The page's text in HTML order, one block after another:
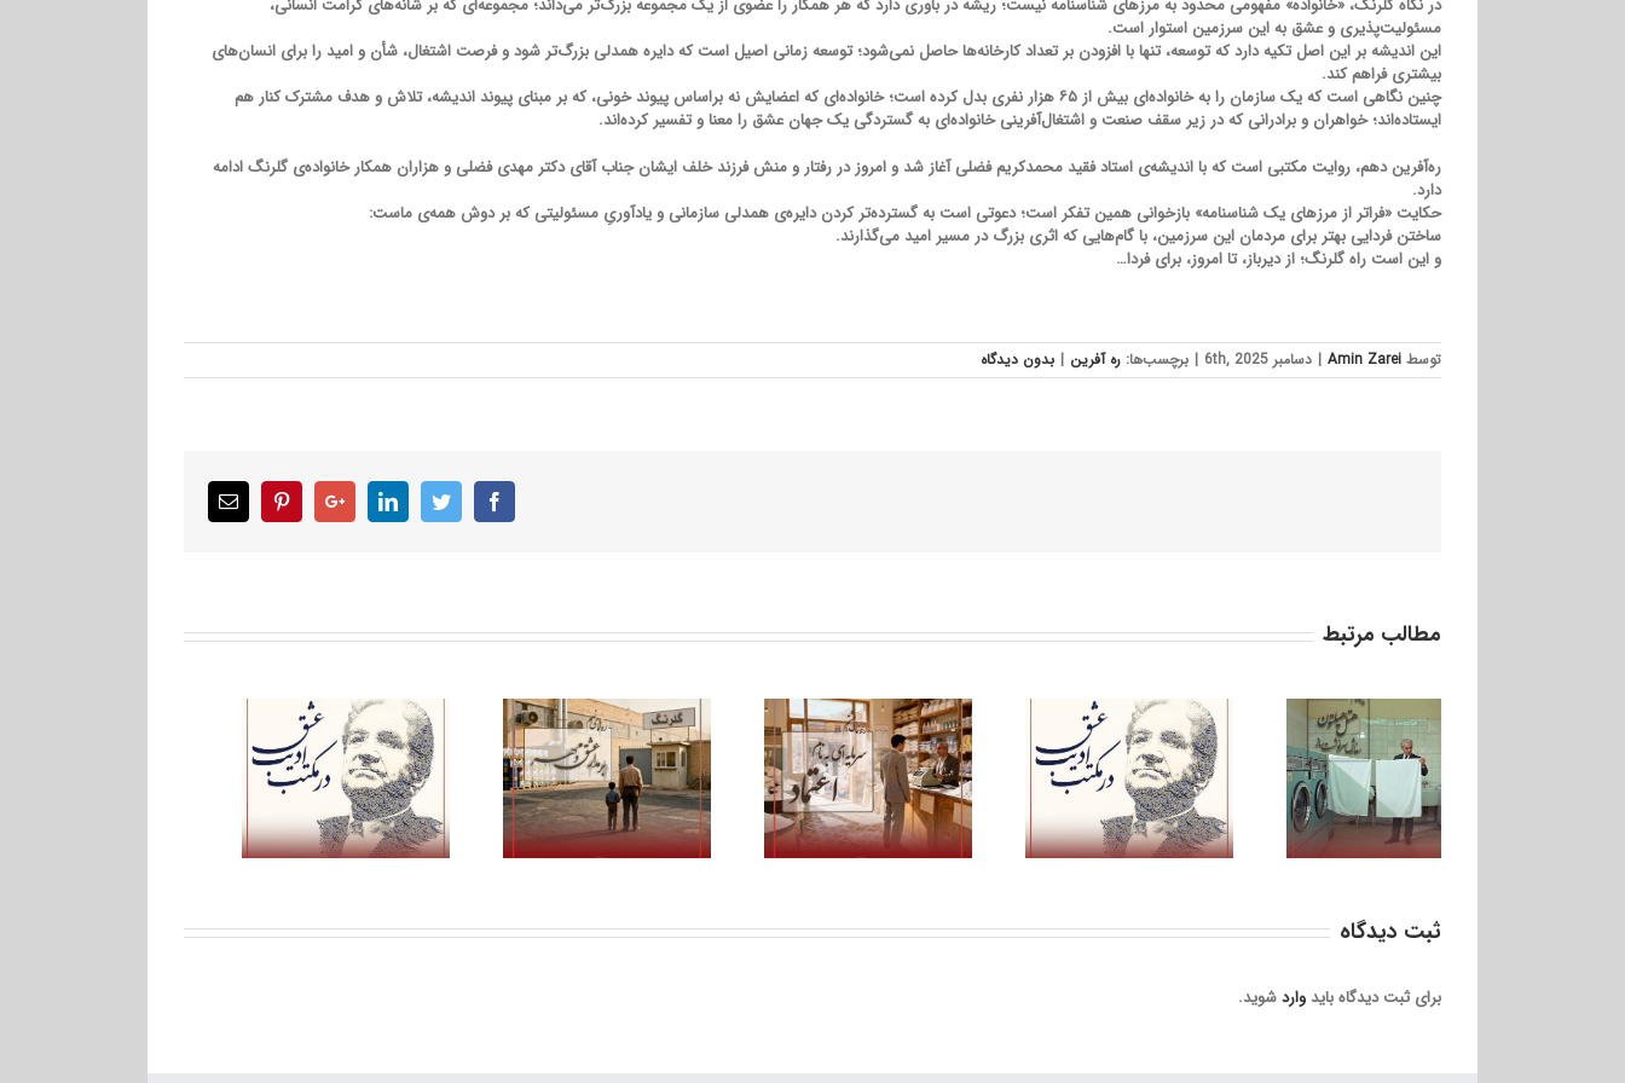
در نگاه گلرنگ، «خانواده» مفهومی محدود به مرزهای شناسنامه نیست؛ ریشه در باوری دارد که هر همکار را عضوی از یک مجموعه بزرگ‌تر می‌داند؛ مجموعه‌ای که بر شانه‌های کرامت انسانی،
مسئولیت‌پذیری و عشق به این سرزمین استوار است.
این اندیشه بر این اصل تکیه دارد که توسعه، تنها با افزودن بر تعداد کارخانه‌ها حاصل نمی‌شود؛ توسعه زمانی اصیل است که دایره همدلی بزرگ‌تر شود و فرصت اشتغال، شأن و امید را برای انسان‌های
بیشتری فراهم کند.
چنین نگاهی است که یک سازمان را به خانواده‌ای بیش از ۶۵ هزار ‌نفری بدل کرده است؛ خانواده‌ای که اعضایش نه براساس پیوند خونی، که بر مبنای پیوند اندیشه، تلاش و هدف مشترک کنار هم
ایستاده‌اند؛ خواهران و برادرانی که در زیر سقف صنعت و اشتغال‌آفرینی خانواده‌ای به گستردگی یک جهان عشق را معنا و تفسیر کرده‌اند.
ره‌آفرین دهم، روایت مکتبی است که با اندیشه‌ی استاد فقید محمدکریم فضلی آغاز شد و امروز در رفتار و منش فرزند خلف ایشان جناب آقای دکتر مهدی فضلی و هزاران همکار خانواده‌ی گلرنگ ادامه
دارد.
حکایت «فراتر از مرزهای یک شناسنامه» بازخوانی همین تفکر است؛ دعوتی است به گسترده‌تر کردن دایره‌ی همدلی سازمانی و یادآوریِ مسئولیتی که بر دوش همه‌ی ماست:
ساختن فردایی بهتر برای مردمان این سرزمین، با گام‌هایی که اثری بزرگ در مسیر امید می‌گذارند.
و این است راه گلرنگ؛ از دیرباز، تا امروز، برای فردا…
توسط Amin Zarei
| دسامبر 6th, 2025 | برچسب‌ها: ره آفرین | بدون ديدگاه
Facebook
Twitter
LinkedIn
Google+
Pinterest
Email
مطالب مرتبط
ره‌نمای نهم؛ بر مدار عشق
و مهر
ره‌نمای هشتم؛ سرمایه‌ای
به نام اعتماد
ره‌نمای یازدهم؛ در مکتب
ادیب عشق
ره‌نمای هفتم؛ .هتل
هیلتون، سفارش
سرنوشت‌ساز
ثبت ديدگاه
برای ثبت دیدگاه باید واردشوید.